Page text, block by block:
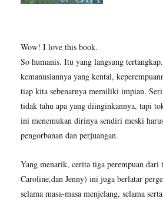
Wow! I love this book.
So humanis. Itu yang langsung
kemanusiannya yang kental,
tiap kita sebenarnya memiliki impian.
tidak tahu apa yang diinginkannya, tapi
ini menemukan dirinya sendiri meski
pengorbanan dan perjuangan.
Yang menarik, cerita tiga perempuan dari
Caroline,dan Jenny) ini juga berlatar
selama masa-masa menjelang, selama